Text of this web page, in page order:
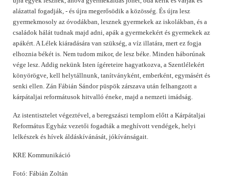
alázattal fogadják, - és újra megerősödik a közösség. És újra lesz
gyermekmosoly az óvodákban, lesznek gyermekek az iskolákban, és a
családok hálát tudnak majd adni, apák a gyermekekért és gyermekek az
apákért. A Lélek kiáradására van szükség, a víz illatára, mert ez fogja
elhoznia békét is. Nem tudom mikor, de lesz béke. Minden háborúnak
vége lesz. Addig nekünk Isten ígéreteire hagyatkozva, a Szentlélekért
könyörögve, kell helytállnunk, tanítványként, emberként, egymásért és
senki ellen. Zán Fábián Sándor püspök zárszava után felhangzott a
kárpátaljai reformátusok hitvalló éneke, majd a nemzeti imádság.
Az istentisztelet végeztével, a beregszászi templom előtt a Kárpátaljai
Református Egyház vezetői fogadták a meghívott vendégek, helyi
lelkészek és hívek áldáskívánását, jókívánságait.
KRE Kommunikáció
Fotó: Fábián Zoltán